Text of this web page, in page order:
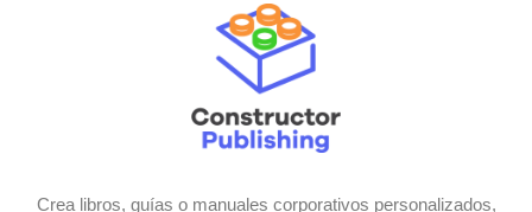
Crea libros, guías o manuales corporativos personalizados,